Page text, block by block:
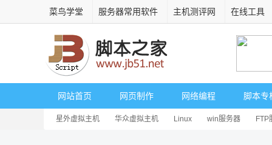
菜鸟学堂 服务器常用软件 主机测评网 在线工具
网站首页 网页制作 网络编程 脚本专
星外虚拟主机 华众虚拟主机 Linux win服务器 FTP